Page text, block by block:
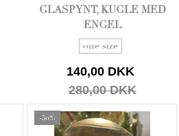
GLASPYNT, KUGLE MED
ENGEL
one size
140,00 DKK
280,00 DKK
-50%